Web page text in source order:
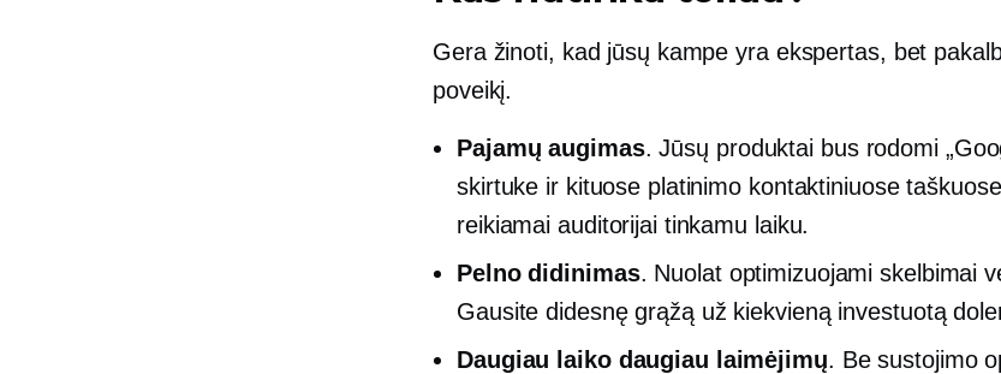
Gera žinoti, kad jūsų kampe yra ekspertas, bet
poveikį.
Pajamų augimas. Jūsų produktai bus rodomi
skirtuke ir kituose platinimo kontaktiniuose
reikiamai auditorijai tinkamu laiku.
Pelno didinimas. Nuolat optimizuojami skelbimai
Gausite didesnę grąžą už kiekvieną investuotą
Daugiau laiko daugiau laimėjimų. Be sustojimo